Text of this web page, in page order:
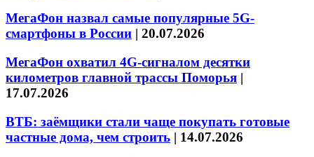
МегаФон назвал самые популярные 5G-
смартфоны в России | 20.07.2026
МегаФон охватил 4G-сигналом десятки
километров главной трассы Поморья |
17.07.2026
ВТБ: заёмщики стали чаще покупать готовые
частные дома, чем строить | 14.07.2026